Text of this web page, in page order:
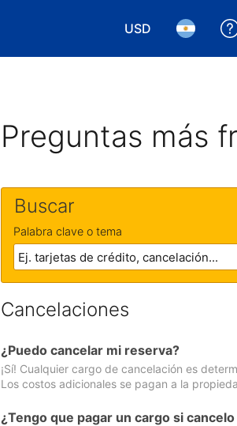
USD
Elegir la moneda.
Elegir el
Preguntas más
Buscar
Palabra clave o tema
Cancelaciones
¿Puedo cancelar mi reserva?
¡Sí! Cualquier cargo de cancelación es
Los costos adicionales se pagan a la
¿Tengo que pagar un cargo si